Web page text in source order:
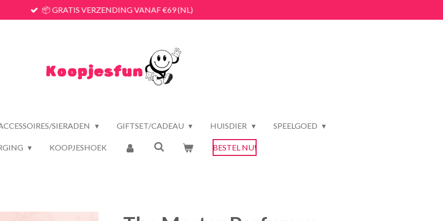
📦 GRATIS VERZENDING VANAF €69 (NL)
SIERADEN GIFTSET/CADEAU HUISDIER SPEELGOED
KOOPJESHOEK BESTEL NU!